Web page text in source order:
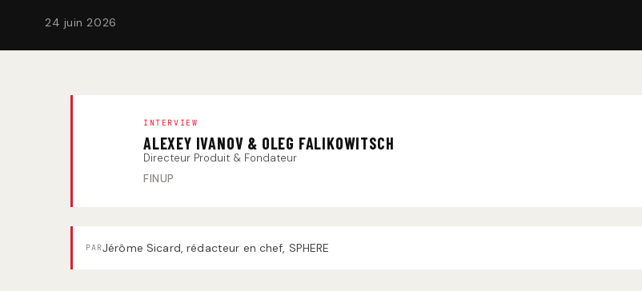
24 juin 2026
INTERVIEW
ALEXEY IVANOV & OLEG FALIKOWITSCH
Directeur Produit & Fondateur
FINUP
PARJérôme Sicard, rédacteur en chef, SPHERE